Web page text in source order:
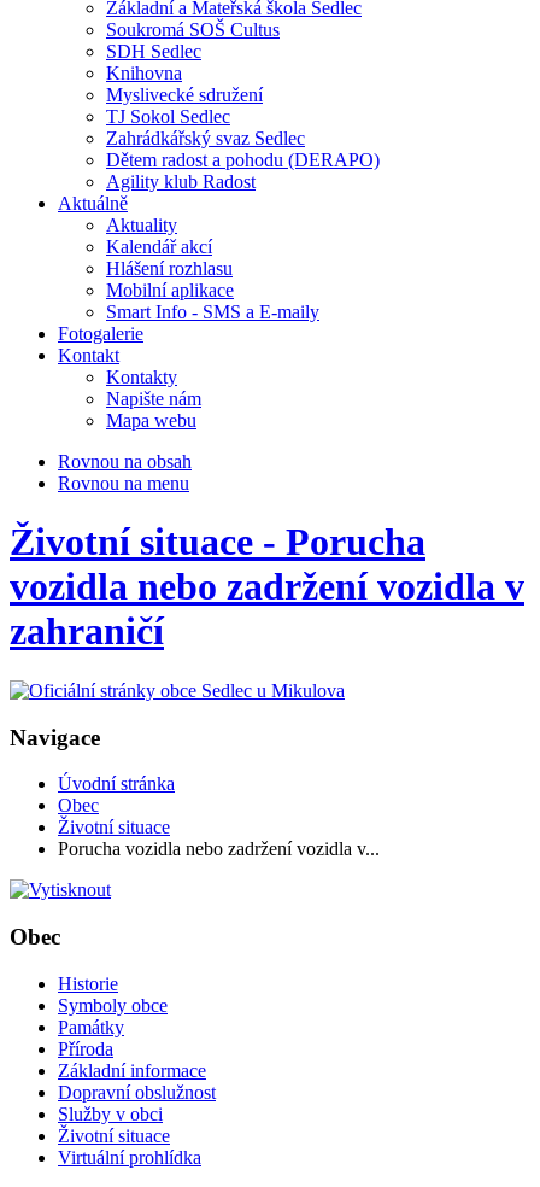
Základní a Mateřská škola Sedlec
Soukromá SOŠ Cultus
SDH Sedlec
Knihovna
Myslivecké sdružení
TJ Sokol Sedlec
Zahrádkářský svaz Sedlec
Dětem radost a pohodu (DERAPO)
Agility klub Radost
Aktuálně
Aktuality
Kalendář akcí
Hlášení rozhlasu
Mobilní aplikace
Smart Info - SMS a E-maily
Fotogalerie
Kontakt
Kontakty
Napište nám
Mapa webu
Rovnou na obsah
Rovnou na menu
Životní situace - Porucha
vozidla nebo zadržení vozidla v
zahraničí
Navigace
Úvodní stránka
Obec
Životní situace
Porucha vozidla nebo zadržení vozidla v...
Obec
Historie
Symboly obce
Památky
Příroda
Základní informace
Dopravní obslužnost
Služby v obci
Životní situace
Virtuální prohlídka